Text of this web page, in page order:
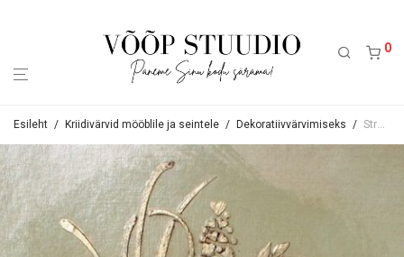
0
Esileht / Kriidivärvid mööblile ja seintele / Dekoratiivvärvimiseks / Struktuurpulber reljeefseteks kaunistusteks